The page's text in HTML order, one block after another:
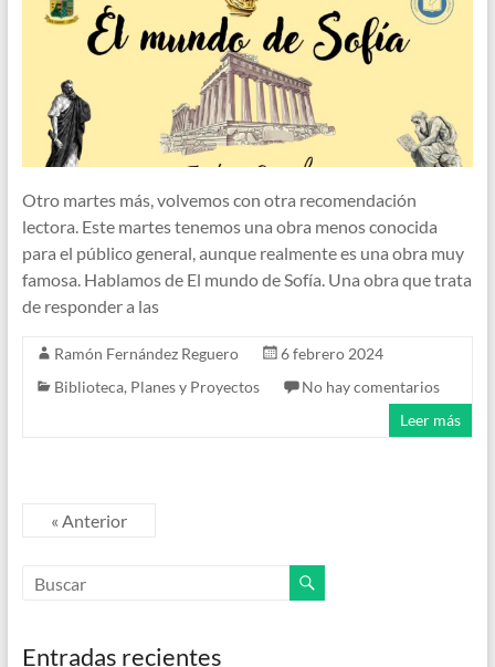
Otro martes más, volvemos con otra recomendación
lectora. Este martes tenemos una obra menos conocida
para el público general, aunque realmente es una obra muy
famosa. Hablamos de El mundo de Sofía. Una obra que trata
de responder a las
Ramón Fernández Reguero
6 febrero 2024
Biblioteca, Planes y Proyectos
No hay comentarios
Leer más
« Anterior
Entradas recientes